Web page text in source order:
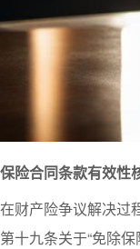
保险合同条款有效性
在财产险争议解决过
第十九条关于“免除